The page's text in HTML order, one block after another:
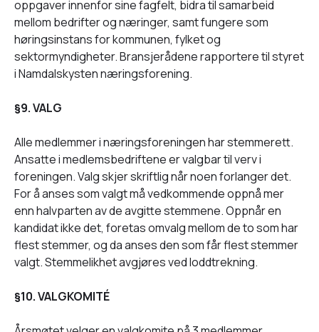
oppgaver innenfor sine fagfelt, bidra til samarbeid
mellom bedrifter og næringer, samt fungere som
høringsinstans for kommunen, fylket og
sektormyndigheter. Bransjerådene rapportere til styret
i Namdalskysten næringsforening.
§9. VALG
Alle medlemmer i næringsforeningen har stemmerett.
Ansatte i medlemsbedriftene er valgbar til verv i
foreningen. Valg skjer skriftlig når noen forlanger det.
For å anses som valgt må vedkommende oppnå mer
enn halvparten av de avgitte stemmene. Oppnår en
kandidat ikke det, foretas omvalg mellom de to som har
flest stemmer, og da anses den som får flest stemmer
valgt. Stemmelikhet avgjøres ved loddtrekning.
§10. VALGKOMITÉ